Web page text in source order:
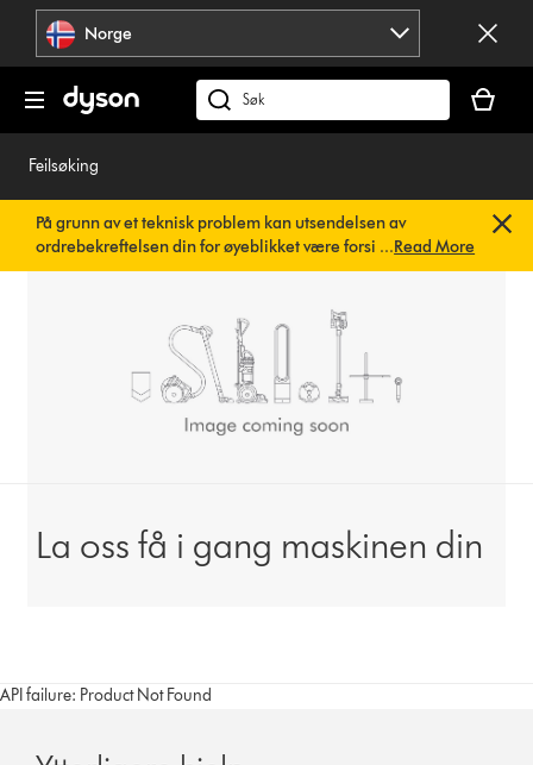
Hopp
navigering
Norge
Søk
på
din
er
Feilsøking
På grunn av et teknisk problem kan utsendelsen av
ordrebekreftelsen din for øyeblikket være forsinket. Vi
jobber allerede med en rask løsning.Du trenger ikke å
...Read More
La oss få i gang maskinen din
API failure: Product Not Found